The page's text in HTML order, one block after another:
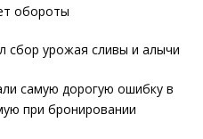
обороты
сбор урожая сливы и алычи
самую дорогую ошибку в
при бронировании